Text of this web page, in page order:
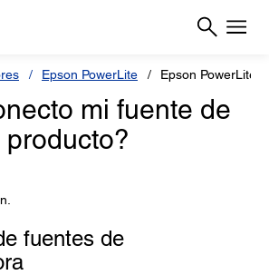
Epson PowerLite Epson PowerLite
mi fuente de
fuentes de